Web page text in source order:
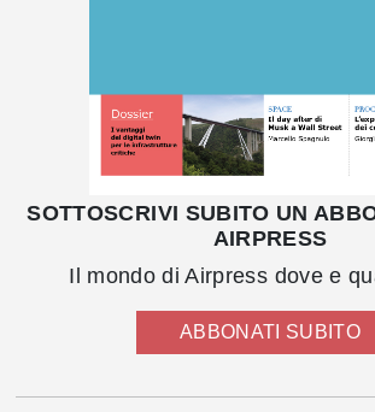
SOTTOSCRIVI SUBITO UN
AIRPRESS
Il mondo di Airpress dove e
ABBONATI SUBITO